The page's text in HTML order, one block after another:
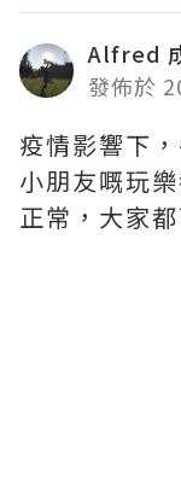
Alfred
發佈於
疫情影響下
小朋友嘅玩
正常，大家